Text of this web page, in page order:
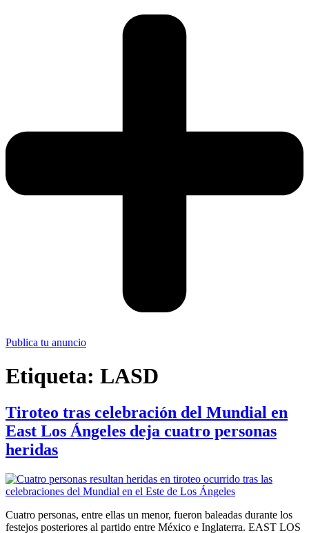
Publica tu anuncio
Etiqueta: LASD
Tiroteo tras celebración del Mundial en
East Los Ángeles deja cuatro personas
heridas
Cuatro personas, entre ellas un menor, fueron baleadas durante los
festejos posteriores al partido entre México e Inglaterra. EAST LOS